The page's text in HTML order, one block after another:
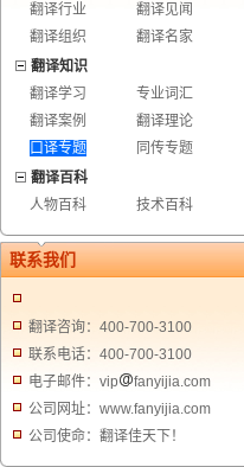
翻译行业
翻译见闻
翻译组织
翻译名家
翻译知识
翻译学习
专业词汇
翻译案例
翻译理论
口译专题
同传专题
翻译百科
人物百科
技术百科
联系我们
翻译咨询：400-700-3100
联系电话：400-700-3100
电子邮件：vip
fanyijia.com
公司网址：www.fanyijia.com
公司使命：翻译佳天下！